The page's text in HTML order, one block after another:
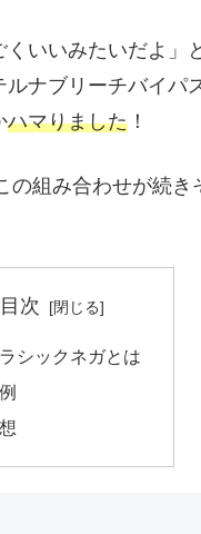
いいみたいだよ」
ナブリーチバイパ
ハマりました ！
組み合わせが続
目次
シックネガとは